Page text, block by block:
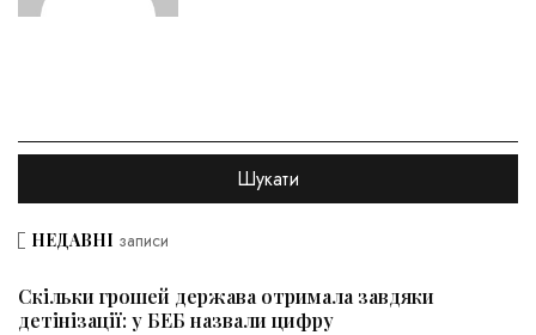
НЕДАВНІ записи
Скільки грошей держава отримала завдяки
детінізації: у БЕБ назвали цифру